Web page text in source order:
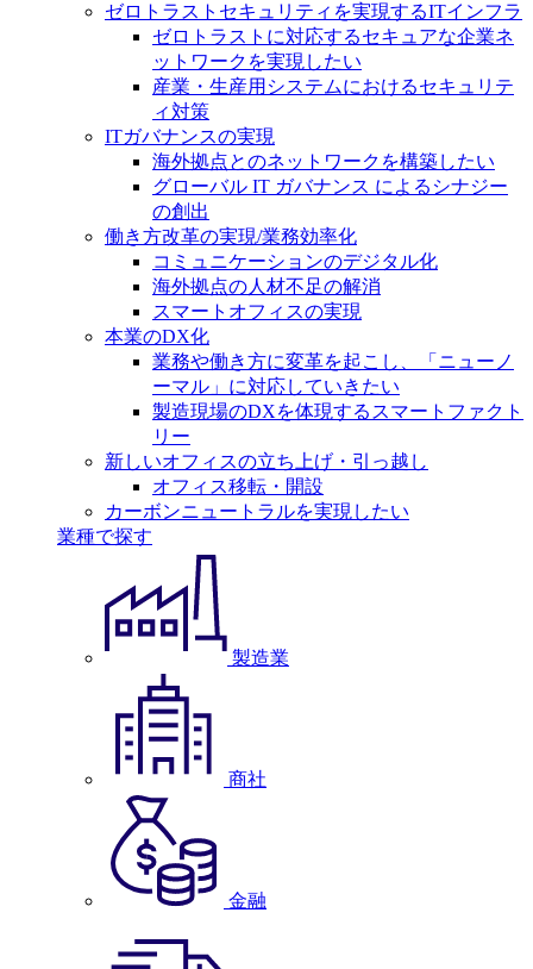
ゼロトラストセキュリティを実現するITインフラ
ゼロトラストに対応するセキュアな企業ネ
ットワークを実現したい
産業・生産用システムにおけるセキュリテ
ィ対策
ITガバナンスの実現
海外拠点とのネットワークを構築したい
グローバル IT ガバナンス によるシナジー
の創出
働き方改革の実現/業務効率化
コミュニケーションのデジタル化
海外拠点の人材不足の解消
スマートオフィスの実現
本業のDX化
業務や働き方に変革を起こし、「ニューノ
ーマル」に対応していきたい
製造現場のDXを体現するスマートファクト
リー
新しいオフィスの立ち上げ・引っ越し
オフィス移転・開設
カーボンニュートラルを実現したい
業種で探す
製造業
商社
金融